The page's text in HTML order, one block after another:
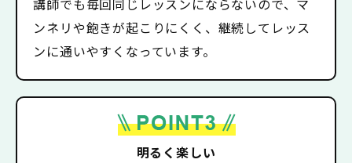
講師でも毎回同じレッスンにならないので、マ
ンネリや飽きが起こりにくく、継続してレッス
ンに通いやすくなっています。
明るく楽しい